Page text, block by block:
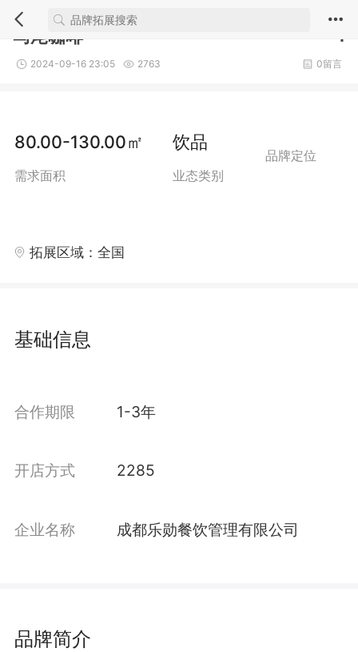
1
马尾咖啡
2024-09-16 23:05 2763 0留言
80.00-130.00㎡
需求面积
饮品
业态类别
品牌定位
拓展区域：全国
基础信息
合作期限 1-3年
开店方式 2285
企业名称 成都乐勋餐饮管理有限公司
品牌简介